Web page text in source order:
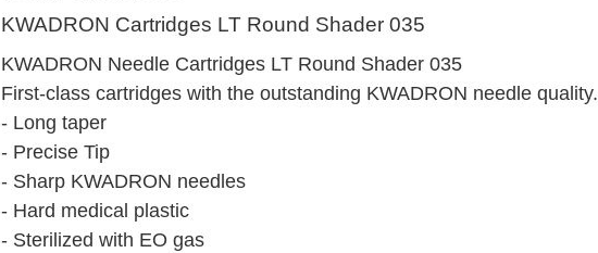
KWADRON Cartridges LT Round Shader 035
KWADRON Needle Cartridges LT Round Shader 035
First-class cartridges with the outstanding KWADRON needle quality.
- Long taper
- Precise Tip
- Sharp KWADRON needles
- Hard medical plastic
- Sterilized with EO gas